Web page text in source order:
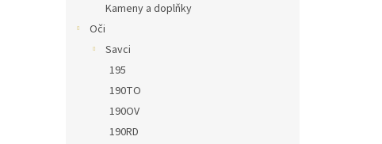
Kameny a doplňky
Oči
Savci
195
190TO
190OV
190RD